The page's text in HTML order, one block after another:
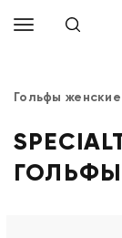
Гольфы женские
ГОЛЬФЫ